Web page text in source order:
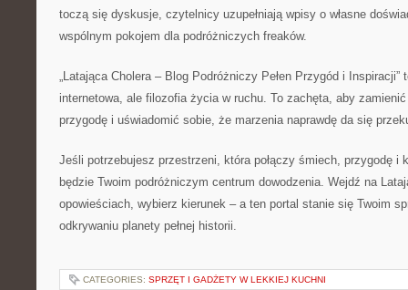
toczą się dyskusje, czytelnicy uzupełniają wpisy o własne
wspólnym pokojem dla podróżniczych freaków.
„Latająca Cholera – Blog Podróżniczy Pełen Przygód i Inspiracji”
internetowa, ale filozofia życia w ruchu. To zachęta, aby
przygodę i uświadomić sobie, że marzenia naprawdę da się
Jeśli potrzebujesz przestrzeni, która połączy śmiech, przygodę i
będzie Twoim podróżniczym centrum dowodzenia. Wejdź na
opowieściach, wybierz kierunek – a ten portal stanie się Twoim
odkrywaniu planety pełnej historii.
CATEGORIES: SPRZĘT I GADŻETY W LEKKIEJ KUCHNI